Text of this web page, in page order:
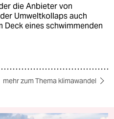
die Anbieter von
Umweltkollaps auch
Deck eines schwimmenden
mehr zum Thema klimawandel